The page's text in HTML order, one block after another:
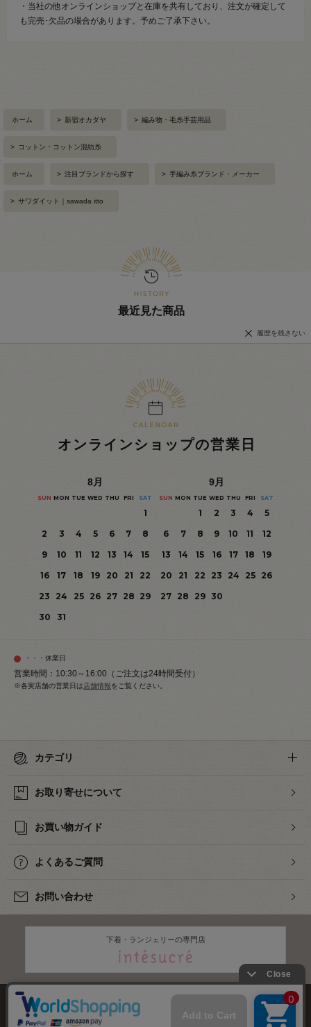
・当社の他オンラインショップと在庫を共有しており、注文が確定して
も完売･欠品の場合があります。予めご了承下さい。
ホーム > 新宿オカダヤ > 編み物・毛糸手芸用品
> コットン・コットン混紡糸
ホーム > 注目ブランドから探す > 手編み糸ブランド・メーカー
> サワダイット｜sawada itto
最近見た商品
履歴を残さない
オンラインショップの営業日
8月
SUN MON TUE WED THU FRI SAT
1
2
3 4 5 6 7
8
9
10 11 12 13 14
15
16
17 18 19 20 21
22
23
24 25 26 27 28 29
30
31
9月
SUN MON TUE WED THU FRI SAT
1 2 3 4
5
6
7 8 9 10 11
12
13
14 15 16 17 18
19
20
21 22 23 24 25
26
27 28 29 30
・・・休業日
営業時間：10:30～16:00（ご注文は24時間受付）
※各実店舗の営業日は店舗情報をご覧ください。
カテゴリ
お取り寄せについて
お買い物ガイド
よくあるご質問
お問い合わせ
下着・ランジェリーの専門店
株式会社オカダヤ